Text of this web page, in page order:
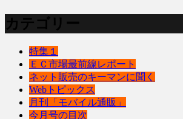
カテゴリー
特集１
ＥＣ市場最前線レポート
ネット販売のキーマンに聞く
Webトピックス
月刊「モバイル通販」
今月号の目次